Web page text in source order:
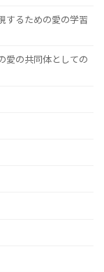
するための愛の学習
愛の共同体としての